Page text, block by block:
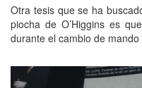
Otra tesis que se ha
piocha de O’Higgins es
durante el cambio de mando